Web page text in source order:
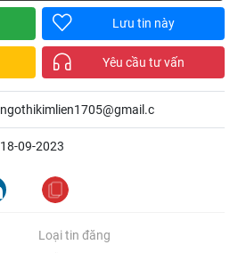
Lưu tin này
Yêu cầu tư vấn
ngothikimlien1705@gmail.c
18-09-2023
Loại tin đăng